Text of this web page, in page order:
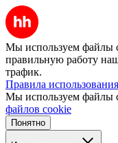
Мы используем файлы
правильную работу
трафик.
Правила
Мы используем файлы
файлов cookie
Понятно